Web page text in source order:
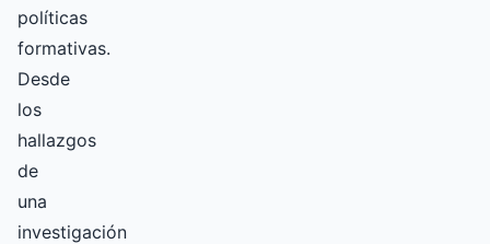
políticas
formativas.
Desde
los
hallazgos
de
una
investigación